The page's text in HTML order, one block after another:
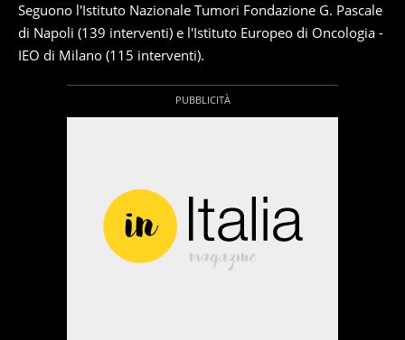
Seguono l'Istituto Nazionale Tumori Fondazione G. Pascale
di Napoli (139 interventi) e l'Istituto Europeo di Oncologia -
IEO di Milano (115 interventi).